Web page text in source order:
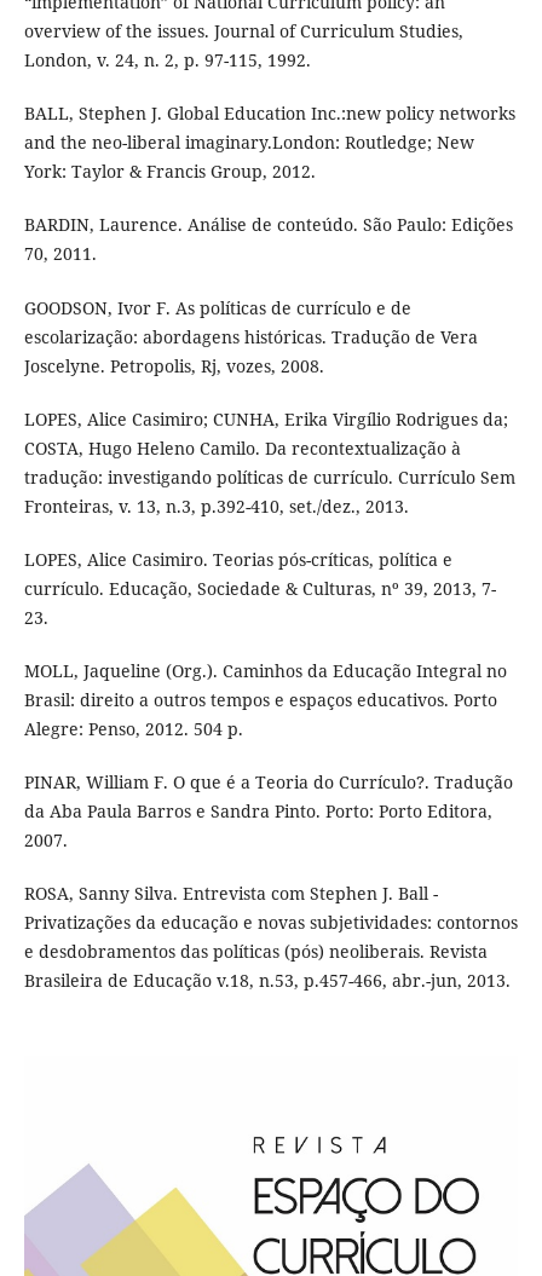
overview of the issues. Journal of Curriculum Studies,
London, v. 24, n. 2, p. 97-115, 1992.
BALL, Stephen J. Global Education Inc.:new policy networks
and the neo-liberal imaginary.London: Routledge; New
York: Taylor & Francis Group, 2012.
BARDIN, Laurence. Análise de conteúdo. São Paulo: Edições
70, 2011.
GOODSON, Ivor F. As políticas de currículo e de
escolarização: abordagens históricas. Tradução de Vera
Joscelyne. Petropolis, Rj, vozes, 2008.
LOPES, Alice Casimiro; CUNHA, Erika Virgílio Rodrigues da;
COSTA, Hugo Heleno Camilo. Da recontextualização à
tradução: investigando políticas de currículo. Currículo Sem
Fronteiras, v. 13, n.3, p.392-410, set./dez., 2013.
LOPES, Alice Casimiro. Teorias pós-críticas, política e
currículo. Educação, Sociedade & Culturas, nº 39, 2013, 7-
23.
MOLL, Jaqueline (Org.). Caminhos da Educação Integral no
Brasil: direito a outros tempos e espaços educativos. Porto
Alegre: Penso, 2012. 504 p.
PINAR, William F. O que é a Teoria do Currículo?. Tradução
da Aba Paula Barros e Sandra Pinto. Porto: Porto Editora,
2007.
ROSA, Sanny Silva. Entrevista com Stephen J. Ball -
Privatizações da educação e novas subjetividades: contornos
e desdobramentos das políticas (pós) neoliberais. Revista
Brasileira de Educação v.18, n.53, p.457-466, abr.-jun, 2013.